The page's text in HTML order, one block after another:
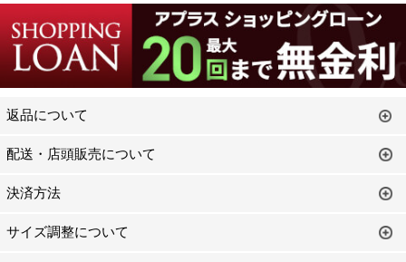
返品について
配送・店頭販売について
決済方法
サイズ調整について